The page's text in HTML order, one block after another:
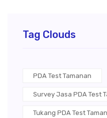
Tag Clouds
PDA Test Tamanan
Survey Jasa PDA Test
Tukang PDA Test